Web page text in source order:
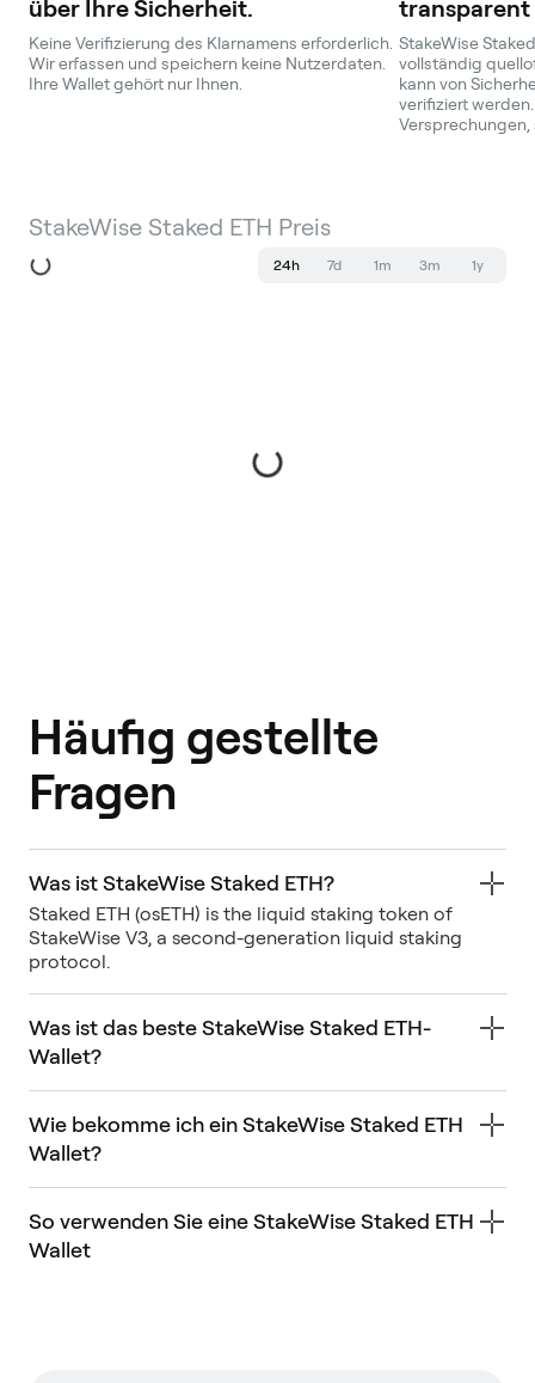
über Ihre Sicherheit.
Keine Verifizierung des Klarnamens erforderlich.
Wir erfassen und speichern keine Nutzerdaten.
Ihre Wallet gehört nur Ihnen.
transparent
StakeWise
vollständig
kann von
verifiziert
Versprechungen,
StakeWise Staked ETH Preis
24h 7d 1m 3m 1y
Häufig gestellte
Fragen
Was ist StakeWise Staked ETH?
Staked ETH (osETH) is the liquid staking token of
StakeWise V3, a second-generation liquid staking
protocol.
Was ist das beste StakeWise Staked ETH-
Wallet?
Wie bekomme ich ein StakeWise Staked ETH
Wallet?
So verwenden Sie eine StakeWise Staked ETH
Wallet